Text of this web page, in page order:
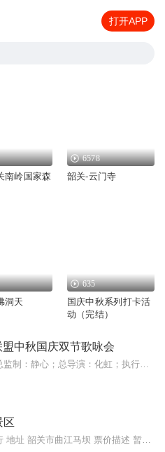
打开APP
南岭国家森
6578
韶关-云门寺
洞天
635
国庆中秋系列打卡活
动（完结）
中秋国庆双节歌咏会
区